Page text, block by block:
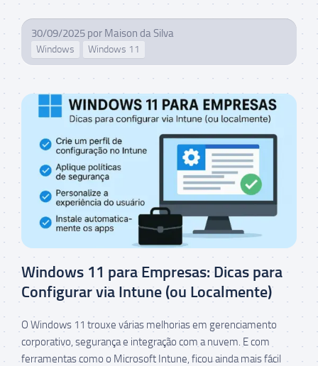
30/09/2025 por Maison da Silva
Windows Windows 11
Windows 11 para Empresas: Dicas para
Configurar via Intune (ou Localmente)
O Windows 11 trouxe várias melhorias em gerenciamento
corporativo, segurança e integração com a nuvem. E com
ferramentas como o Microsoft Intune, ficou ainda mais fácil